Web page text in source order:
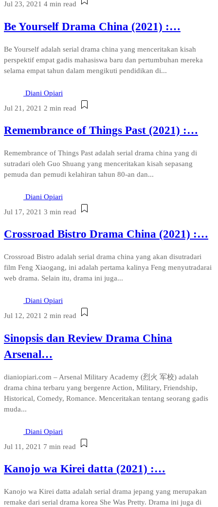
Jul 23, 2021 4 min read
Be Yourself Drama China (2021) :…
Be Yourself adalah serial drama china yang menceritakan kisah
perspektif empat gadis mahasiswa baru dan pertumbuhan mereka
selama empat tahun dalam mengikuti pendidikan di...
Diani Opiari
Jul 21, 2021 2 min read
Remembrance of Things Past (2021) :…
Remembrance of Things Past adalah serial drama china yang di
sutradari oleh Guo Shuang yang menceritakan kisah sepasang
pemuda dan pemudi kelahiran tahun 80-an dan...
Diani Opiari
Jul 17, 2021 3 min read
Crossroad Bistro Drama China (2021) :…
Crossroad Bistro adalah serial drama china yang akan disutradari
film Feng Xiaogang, ini adalah pertama kalinya Feng menyutradarai
web drama. Selain itu, drama ini juga...
Diani Opiari
Jul 12, 2021 2 min read
Sinopsis dan Review Drama China
Arsenal…
dianiopiari.com – Arsenal Military Academy (烈火 军校) adalah
drama china terbaru yang bergenre Action, Military, Friendship,
Historical, Comedy, Romance. Menceritakan tentang seorang gadis
muda...
Diani Opiari
Jul 11, 2021 7 min read
Kanojo wa Kirei datta (2021) :…
Kanojo wa Kirei datta adalah serial drama jepang yang merupakan
remake dari serial drama korea She Was Pretty. Drama ini juga di